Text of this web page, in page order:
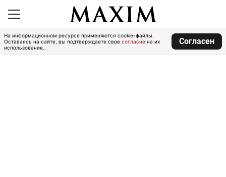
На информационном ресурсе применяются cookie-файлы.
Оставаясь на сайте, вы подтверждаете свое согласие на их
использование.
Согласен